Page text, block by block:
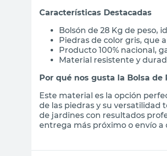
Características Destacadas
Bolsón de 28 Kg de peso,
Piedras de color gris, que
Producto 100% nacional,
Material resistente y
Por qué nos gusta la Bolsa
Este material es la opción
de las piedras y su
de jardines con resultados
entrega más próximo o envío a